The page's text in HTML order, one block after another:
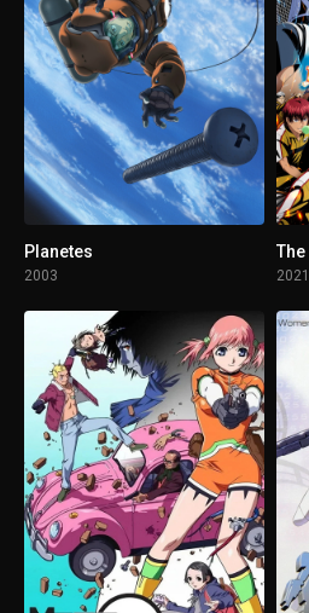
1 - 4 Uroboros
1 - 5 World Games Tour
1 - 6 Mind Arena
1 - 7 Sunsteal Scramble
1 - 8 Where Did the Sun Go?
Bookmaker
1 - 10 The Three Cheats the
1 - 11 The Labyrinth of No
1 - 12 The "Labyrinth" of Death
1 - 13 Episodio 13
Planetes
2003 2021